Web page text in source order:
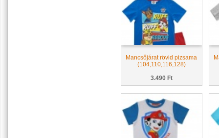
Mancsőjárat rövid pizsama
(104,110,116,128)
3.490 Ft